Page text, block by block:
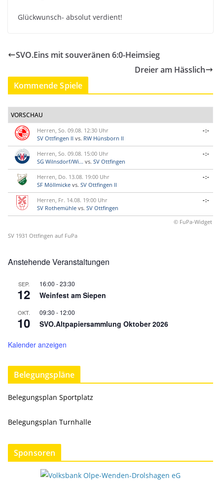
Glückwunsch- absolut verdient!
SVO.Eins mit souveränen 6:0-Heimsieg
Dreier am Hässlich
Kommende Spiele
VORSCHAU
Herren, So. 09.08. 12:30 Uhr
SV Ottfingen II vs. RW Hünsborn II
-:-
Herren, So. 09.08. 15:00 Uhr
SG Wilnsdorf/Wi... vs. SV Ottfingen
-:-
Herren, Do. 13.08. 19:00 Uhr
SF Möllmicke vs. SV Ottfingen II
-:-
Herren, Fr. 14.08. 19:00 Uhr
SV Rothemühle vs. SV Ottfingen
-:-
© FuPa-Widget
SV 1931 Ottfingen auf FuPa
Anstehende Veranstaltungen
SEP.
12
16:00 -23:30
Weinfest am Siepen
OKT.
10
09:30 - 12:00
SVO.Altpapiersammlung Oktober 2026
Kalender anzeigen
Belegungspläne
Belegungsplan Sportplatz
Belegungsplan Turnhalle
Sponsoren